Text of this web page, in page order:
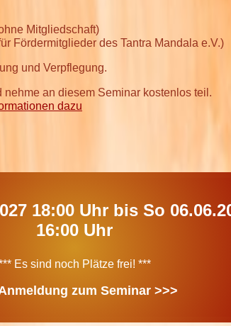
Mitgliedschaft)
Fördermitglieder des Tantra Mandala e.V.)
und Verpflegung.
an diesem Seminar kostenlos teil.
dazu
16:00 Uhr
Es sind noch Plätze frei! ***
zum Seminar >>>